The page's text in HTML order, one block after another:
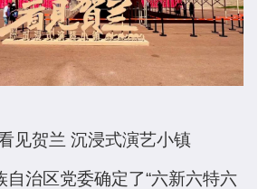
见贺兰 沉浸式演艺小镇
自治区党委确定了“六新六特六